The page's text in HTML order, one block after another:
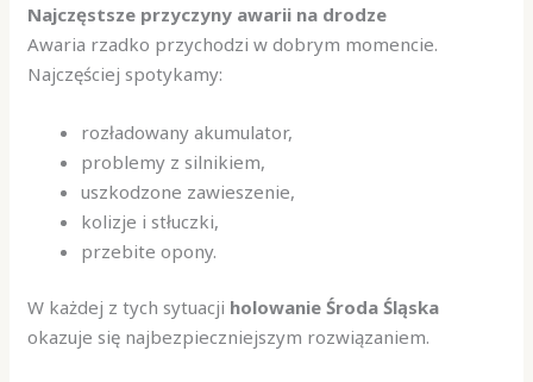
Najczęstsze przyczyny awarii na drodze
Awaria rzadko przychodzi w dobrym momencie.
Najczęściej spotykamy:
rozładowany akumulator,
problemy z silnikiem,
uszkodzone zawieszenie,
kolizje i stłuczki,
przebite opony.
W każdej z tych sytuacji holowanie Środa Śląska
okazuje się najbezpieczniejszym rozwiązaniem.